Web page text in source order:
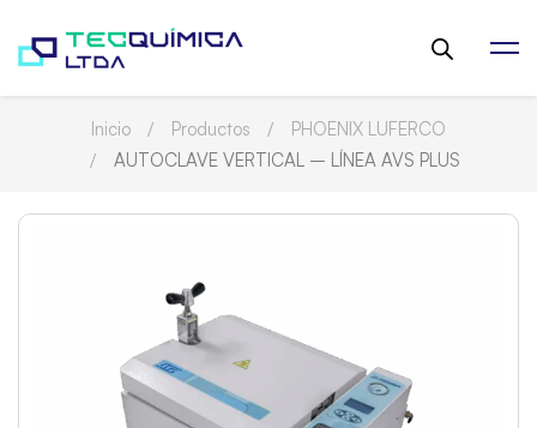
Inicio Productos
PHOENIX LUFERCO
AUTOCLAVE VERTICAL – LÍNEA AVS PLUS